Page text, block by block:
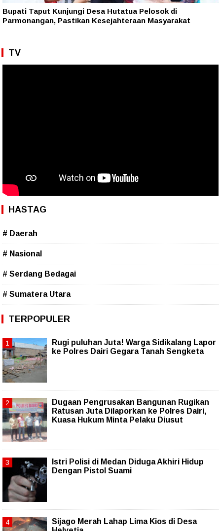
Bupati Taput Kunjungi Desa Hutatua Pelosok di
Parmonangan, Pastikan Kesejahteraan Masyarakat
TV
HASTAG
# Daerah
# Nasional
# Serdang Bedagai
# Sumatera Utara
TERPOPULER
Rugi puluhan Juta! Warga Sidikalang Lapor
ke Polres Dairi Gegara Tanah Sengketa
Dugaan Pengrusakan Bangunan Rugikan
Ratusan Juta Dilaporkan ke Polres Dairi,
Kuasa Hukum Minta Pelaku Diusut
Istri Polisi di Medan Diduga Akhiri Hidup
Dengan Pistol Suami
Sijago Merah Lahap Lima Kios di Desa